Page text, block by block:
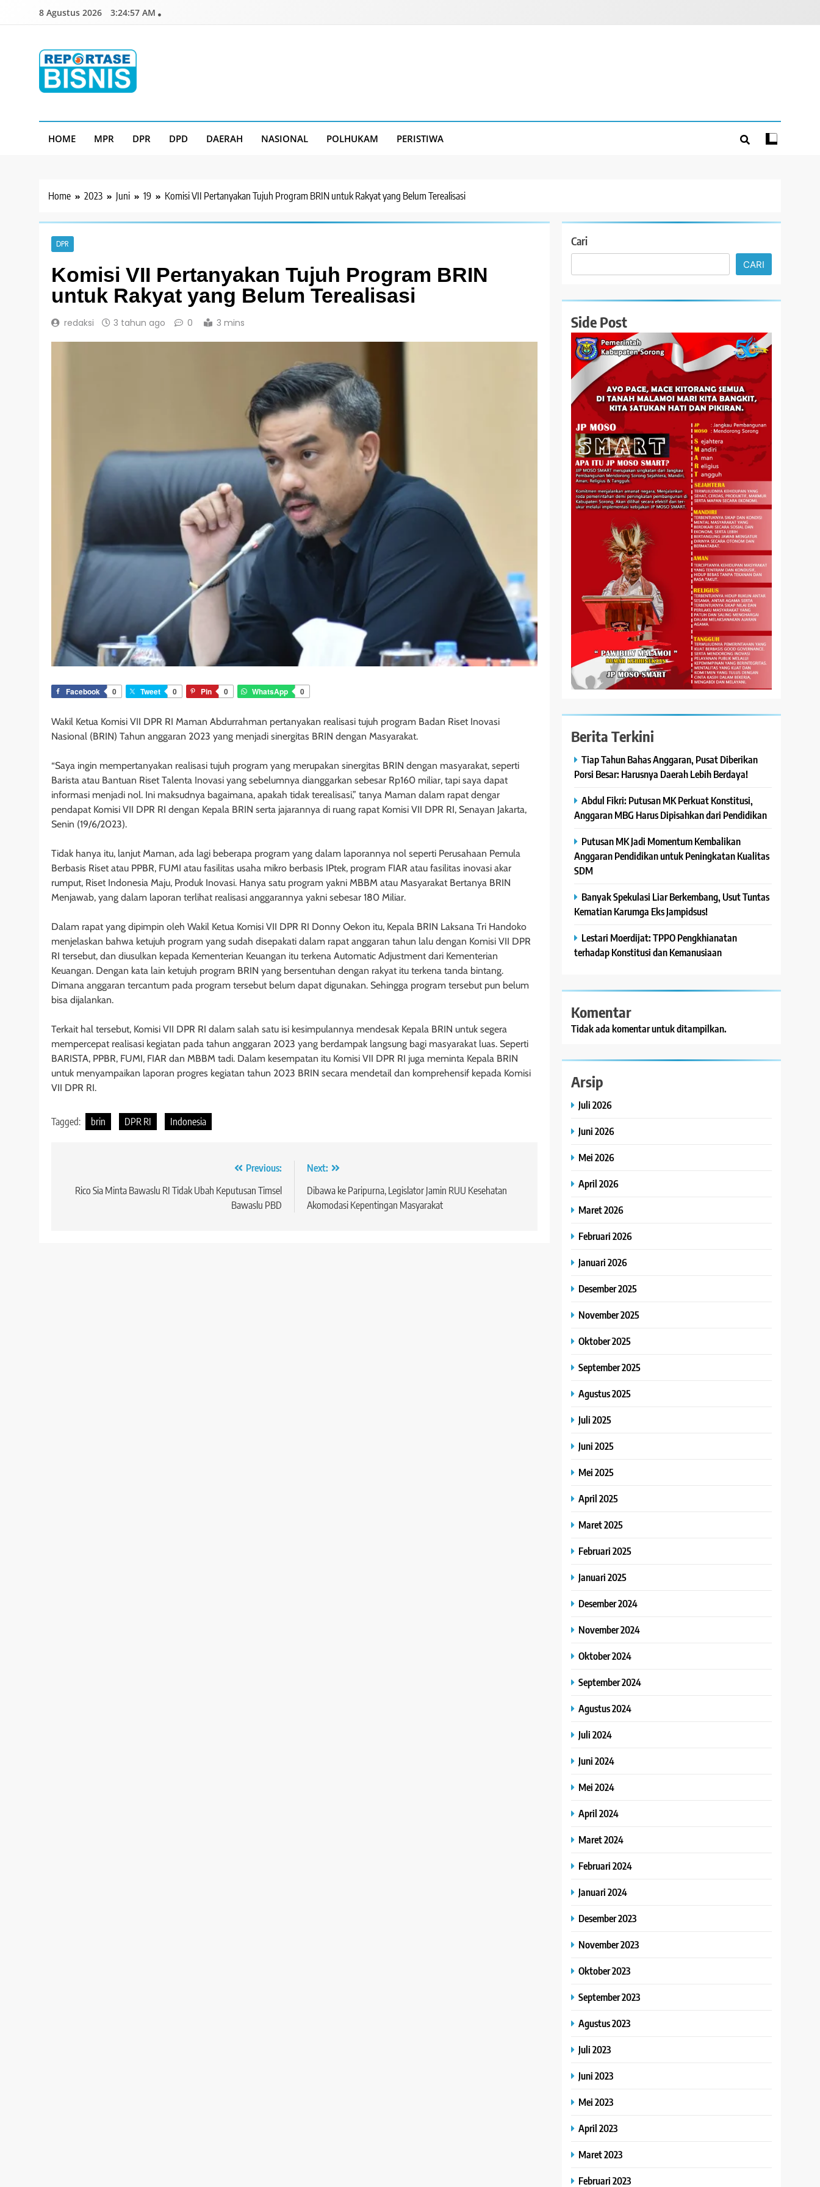
8 Agustus 2026 3:24:58 AM
HOME MPR DPR DPD DAERAH NASIONAL POLHUKAM PERISTIWA
Home 2023 Juni 19 Komisi VII Pertanyakan Tujuh Program BRIN untuk Rakyat yang Belum Terealisasi
DPR
Komisi VII Pertanyakan Tujuh Program BRIN
untuk Rakyat yang Belum Terealisasi
redaksi 3 tahun ago 0 3 mins
Facebook 0 Tweet 0 Pin 0 WhatsApp 0
Wakil Ketua Komisi VII DPR RI Maman Abdurrahman pertanyakan realisasi tujuh program Badan Riset Inovasi
Nasional (BRIN) Tahun anggaran 2023 yang menjadi sinergitas BRIN dengan Masyarakat.
“Saya ingin mempertanyakan realisasi tujuh program yang merupakan sinergitas BRIN dengan masyarakat, seperti
Barista atau Bantuan Riset Talenta Inovasi yang sebelumnya dianggarkan sebesar Rp160 miliar, tapi saya dapat
informasi menjadi nol. Ini maksudnya bagaimana, apakah tidak terealisasi,” tanya Maman dalam rapat dengar
pendapat Komisi VII DPR RI dengan Kepala BRIN serta jajarannya di ruang rapat Komisi VII DPR RI, Senayan Jakarta,
Senin (19/6/2023).
Tidak hanya itu, lanjut Maman, ada lagi beberapa program yang dalam laporannya nol seperti Perusahaan Pemula
Berbasis Riset atau PPBR, FUMI atau fasilitas usaha mikro berbasis IPtek, program FIAR atau fasilitas inovasi akar
rumput, Riset Indonesia Maju, Produk Inovasi. Hanya satu program yakni MBBM atau Masyarakat Bertanya BRIN
Menjawab, yang dalam laporan terlihat realisasi anggarannya yakni sebesar 180 Miliar.
Dalam rapat yang dipimpin oleh Wakil Ketua Komisi VII DPR RI Donny Oekon itu, Kepala BRIN Laksana Tri Handoko
menjelaskan bahwa ketujuh program yang sudah disepakati dalam rapat anggaran tahun lalu dengan Komisi VII DPR
RI tersebut, dan diusulkan kepada Kementerian Keuangan itu terkena Automatic Adjustment dari Kementerian
Keuangan. Dengan kata lain ketujuh program BRIN yang bersentuhan dengan rakyat itu terkena tanda bintang.
Dimana anggaran tercantum pada program tersebut belum dapat digunakan. Sehingga program tersebut pun belum
bisa dijalankan.
Terkait hal tersebut, Komisi VII DPR RI dalam salah satu isi kesimpulannya mendesak Kepala BRIN untuk segera
mempercepat realisasi kegiatan pada tahun anggaran 2023 yang berdampak langsung bagi masyarakat luas. Seperti
BARISTA, PPBR, FUMI, FIAR dan MBBM tadi. Dalam kesempatan itu Komisi VII DPR RI juga meminta Kepala BRIN
untuk menyampaikan laporan progres kegiatan tahun 2023 BRIN secara mendetail dan komprehensif kepada Komisi
VII DPR RI.
Tagged: brin DPR RI Indonesia
pos
Previous:
Rico Sia Minta Bawaslu RI Tidak Ubah Keputusan Timsel
Bawaslu PBD
Next:
Dibawa ke Paripurna, Legislator Jamin RUU Kesehatan
Akomodasi Kepentingan Masyarakat
Cari
CARI
Side Post
Berita Terkini
Tiap Tahun Bahas Anggaran, Pusat Diberikan
Porsi Besar: Harusnya Daerah Lebih Berdaya!
Abdul Fikri: Putusan MK Perkuat Konstitusi,
Anggaran MBG Harus Dipisahkan dari Pendidikan
Putusan MK Jadi Momentum Kembalikan
Anggaran Pendidikan untuk Peningkatan Kualitas
SDM
Banyak Spekulasi Liar Berkembang, Usut Tuntas
Kematian Karumga Eks Jampidsus!
Lestari Moerdijat: TPPO Pengkhianatan
terhadap Konstitusi dan Kemanusiaan
Komentar
Tidak ada komentar untuk ditampilkan.
Arsip
Juli 2026
Juni 2026
Mei 2026
April 2026
Maret 2026
Februari 2026
Januari 2026
Desember 2025
November 2025
Oktober 2025
September 2025
Agustus 2025
Juli 2025
Juni 2025
Mei 2025
April 2025
Maret 2025
Februari 2025
Januari 2025
Desember 2024
November 2024
Oktober 2024
September 2024
Agustus 2024
Juli 2024
Juni 2024
Mei 2024
April 2024
Maret 2024
Februari 2024
Januari 2024
Desember 2023
November 2023
Oktober 2023
September 2023
Agustus 2023
Juli 2023
Juni 2023
Mei 2023
April 2023
Maret 2023
Februari 2023